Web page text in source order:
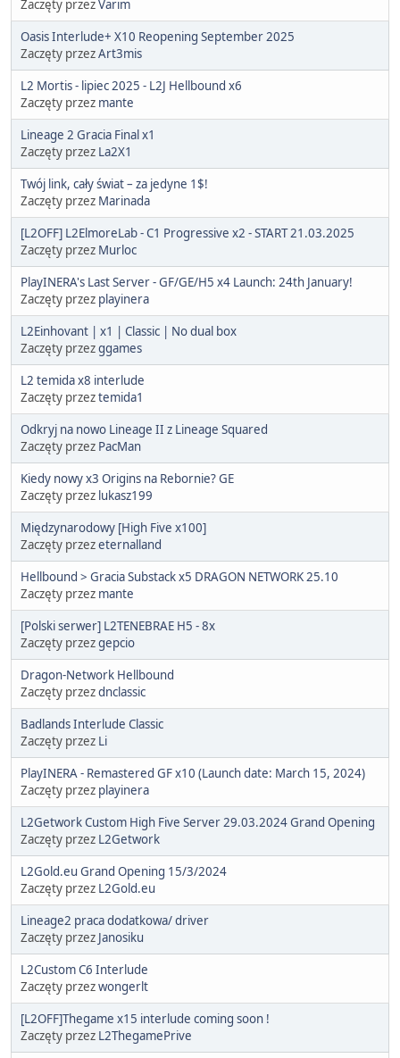
Zaczęty przezVarim
Oasis Interlude+ X10 Reopening September 2025
Zaczęty przezArt3mis
L2 Mortis - lipiec 2025 - L2J Hellbound x6
Zaczęty przez mante
Lineage 2 Gracia Final x1
Zaczęty przez La2X1
Twój link, cały świat – za jedyne 1$!
Zaczęty przez Marinada
[L2OFF] L2ElmoreLab - C1 Progressive x2 - START 21.03.2025
Zaczęty przez Murloc
PlayINERA's Last Server - GF/GE/H5 x4 Launch: 24th January!
Zaczęty przez playinera
L2Einhovant | x1 | Classic | No dual box
Zaczęty przezggames
L2 temida x8 interlude
Zaczęty przeztemida1
Odkryj na nowo Lineage II z Lineage Squared
Zaczęty przez PacMan
Kiedy nowy x3 Origins na Rebornie? GE
Zaczęty przez lukasz199
Międzynarodowy [High Five x100]
Zaczęty przezeternalland
Hellbound > Gracia Substack x5 DRAGON NETWORK 25.10
Zaczęty przez mante
[Polski serwer] L2TENEBRAE H5 - 8x
Zaczęty przezgepcio
Dragon-Network Hellbound
Zaczęty przezdnclassic
Badlands Interlude Classic
Zaczęty przez Li
PlayINERA - Remastered GF x10 (Launch date: March 15, 2024)
Zaczęty przez playinera
L2Getwork Custom High Five Server 29.03.2024 Grand Opening
Zaczęty przez L2Getwork
L2Gold.eu Grand Opening 15/3/2024
Zaczęty przez L2Gold.eu
Lineage2 praca dodatkowa/ driver
Zaczęty przez Janosiku
L2Custom C6 Interlude
Zaczęty przezwongerlt
[L2OFF]Thegame x15 interlude coming soon !
Zaczęty przez L2ThegamePrive